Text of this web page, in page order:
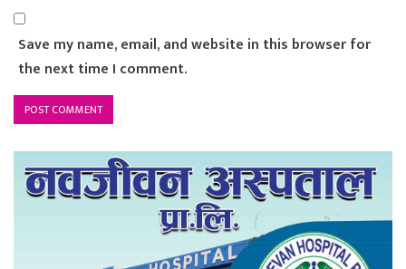
Save my name, email, and website in this browser for
the next time I comment.